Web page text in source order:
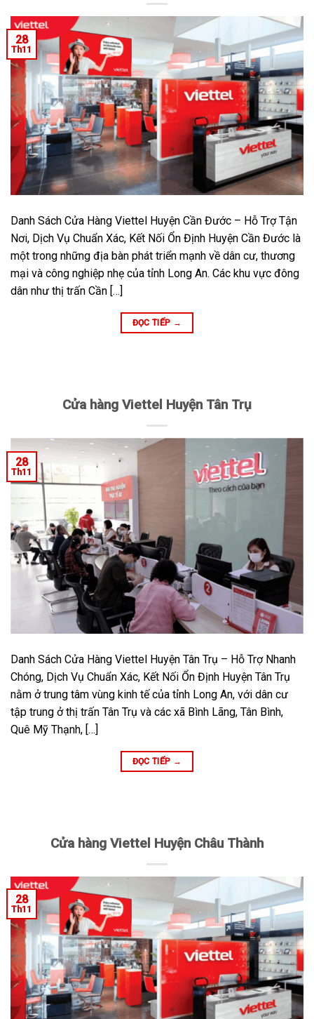
28
Th11
Danh Sách Cửa Hàng Viettel Huyện Cần Đước – Hỗ Trợ Tận
Nơi, Dịch Vụ Chuẩn Xác, Kết Nối Ổn Định Huyện Cần Đước là
một trong những địa bàn phát triển mạnh về dân cư, thương
mại và công nghiệp nhẹ của tỉnh Long An. Các khu vực đông
dân như thị trấn Cần […]
ĐỌC TIẾP →
Cửa hàng Viettel Huyện Tân Trụ
28
Th11
Danh Sách Cửa Hàng Viettel Huyện Tân Trụ – Hỗ Trợ Nhanh
Chóng, Dịch Vụ Chuẩn Xác, Kết Nối Ổn Định Huyện Tân Trụ
nằm ở trung tâm vùng kinh tế của tỉnh Long An, với dân cư
tập trung ở thị trấn Tân Trụ và các xã Bình Lãng, Tân Bình,
Quê Mỹ Thạnh, […]
ĐỌC TIẾP →
Cửa hàng Viettel Huyện Châu Thành
28
Th11